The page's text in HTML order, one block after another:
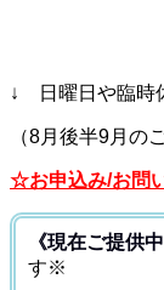
↓ 日曜日や臨時
（8月後半9月の
☆お申込み/お問
《現在ご提供
す※